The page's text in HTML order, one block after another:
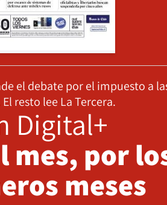
el debate por el impuesto a
resto lee La Tercera.
Digital+
mes, por
meses